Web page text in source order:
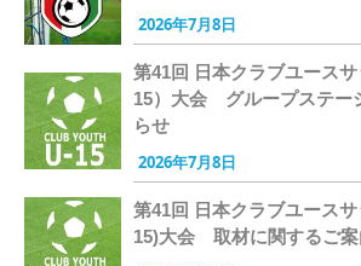
2026年7月8日
第41回 日本クラブユース
15）大会 グループステー
らせ
2026年7月8日
第41回 日本クラブユース
15)大会 取材に関するご案